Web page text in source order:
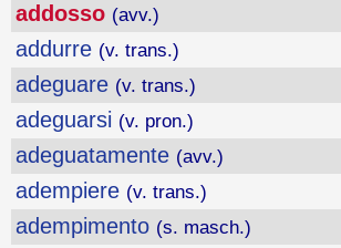
addosso (avv.)
addurre (v. trans.)
adeguare (v. trans.)
adeguarsi (v. pron.)
adeguatamente (avv.)
adempiere (v. trans.)
adempimento (s. masch.)